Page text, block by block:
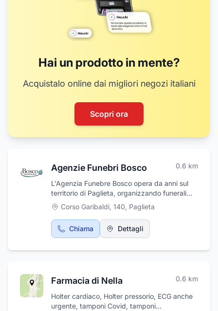
Hai un prodotto in mente?
Acquistalo online dai migliori negozi italiani
Scopri ora
Agenzie Funebri Bosco 0.6 km
L'Agenzia Funebre Bosco opera da anni sul
territorio di Paglieta, organizzando funerali
completi con grande discrezione e
professionalità. L'agenzia si occupa di tutto
quello che concerne la cerimonia: addobbi
funebri, recupero, ricomposizione e vestizione
internazionali, stampa di ricordini, fornitura di
pratiche funerarie.
Corso Garibaldi, 140, Paglieta
Chiama Dettagli
Farmacia di Nella 0.6 km
Holter cardiaco, Holter pressorio, ECG anche
urgente, tamponi Covid, tamponi